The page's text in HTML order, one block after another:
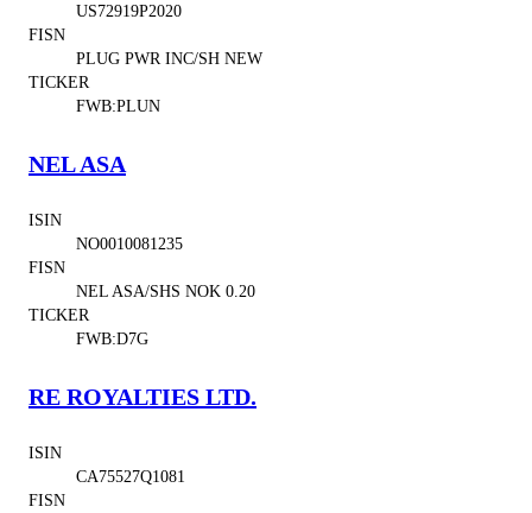
US72919P2020
FISN
PLUG PWR INC/SH NEW
TICKER
FWB:PLUN
NEL ASA
ISIN
NO0010081235
FISN
NEL ASA/SHS NOK 0.20
TICKER
FWB:D7G
RE ROYALTIES LTD.
ISIN
CA75527Q1081
FISN